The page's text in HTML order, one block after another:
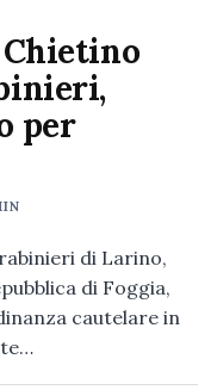
per
di Larino,
di Foggia,
cautelare in